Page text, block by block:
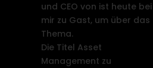
und CEO von ist heute bei
mir zu Gast, um über das
Thema.
Die Titel Asset
Management zu